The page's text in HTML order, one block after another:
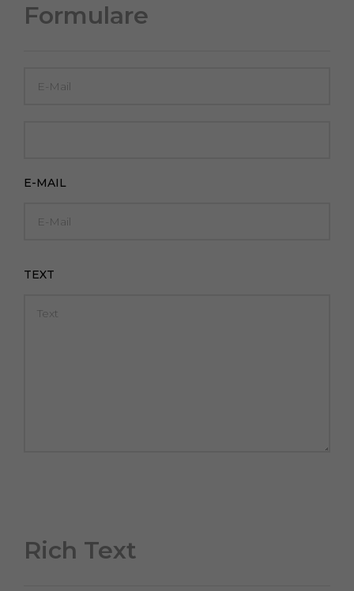
Formulare
E-MAIL
TEXT
Rich Text